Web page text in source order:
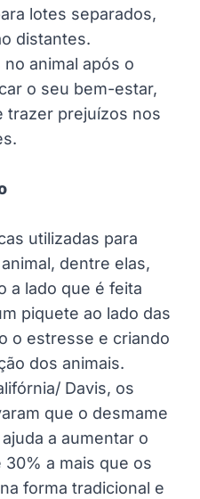
lotes separados,
distantes.
animal após o
o seu bem-estar,
trazer prejuízos nos
utilizadas para
dentre elas,
a lado que é feita
piquete ao lado das
o estresse e criando
dos animais.
Davis, os
que o desmame
a aumentar o
a mais que os
forma tradicional e